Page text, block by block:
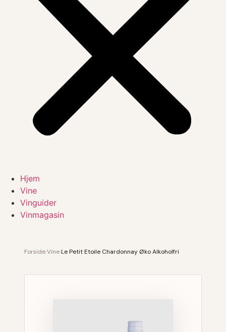
Hjem
Vine
Vinguider
Vinmagasin
ForsideVineLe Petit Etoile Chardonnay Øko Alkoholfri